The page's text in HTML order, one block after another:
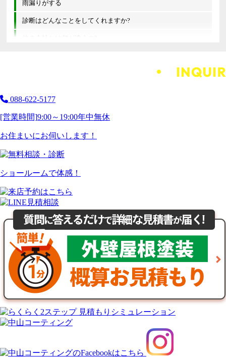
雨漏りがする
診断はどんなことをしてくれますか?
他の会社とは何が違うの?
088-622-5177
[営業時間]9:00～19:00年中無休
お住まいにお伺いします！
ショールームで体感！